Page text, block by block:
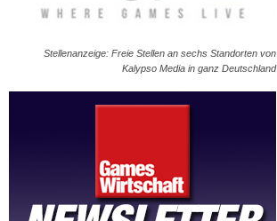
Stellenanzeige: Freie Stellen an sechs Standorten von
Kalypso Media in ganz Deutschland